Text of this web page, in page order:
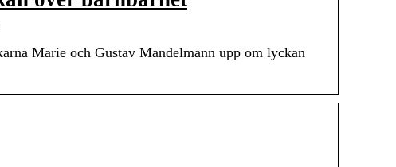
Marie och Gustav Mandelmann upp om lyckan